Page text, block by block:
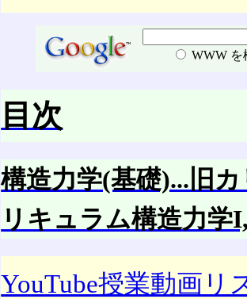
WWW
目次
構造力学(基礎)...旧
リキュラム構造力学
YouTube授業動画リ